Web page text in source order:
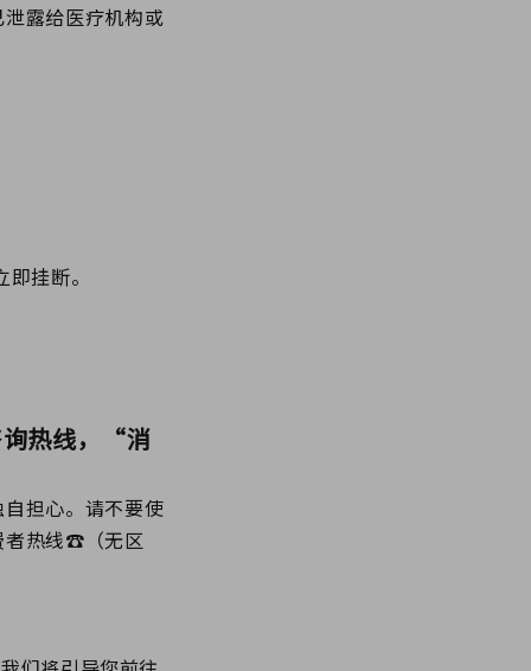
露给医疗机构或
挂断。
询热线，“消
担心。请不要使
者热线☎（无区